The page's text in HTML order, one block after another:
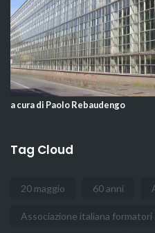
a cura di Paolo Rebaudengo
Tag Cloud
20 maggio 60 anni
Associazione italiana formatori